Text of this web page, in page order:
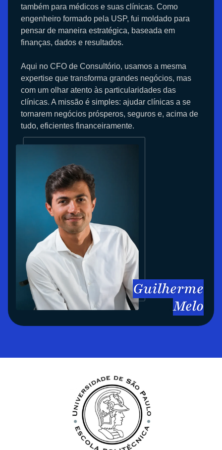
também para médicos e suas clínicas. Como
engenheiro formado pela USP, fui moldado para
pensar de maneira estratégica, baseada em
finanças, dados e resultados.
Aqui no CFO de Consultório, usamos a mesma
expertise que transforma grandes negócios, mas
com um olhar atento às particularidades das
clínicas. A missão é simples: ajudar clínicas a se
tornarem negócios prósperos, seguros e, acima de
tudo, eficientes financeiramente.
Guilherme
Melo